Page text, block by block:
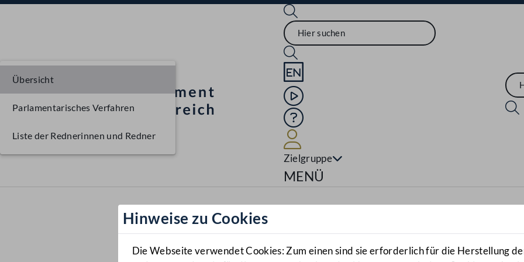
Sprache English
Mediathek
Hilfe
Zielgruppe
Navigationsmenü öffnen
MENÜ
Hinweise zu Cookies
Die Webseite verwendet Cookies: Zum einen sind sie erforderlich für die Herstellung
Übersicht
Parlamentarisches Verfahren
Liste der Rednerinnen und Redner